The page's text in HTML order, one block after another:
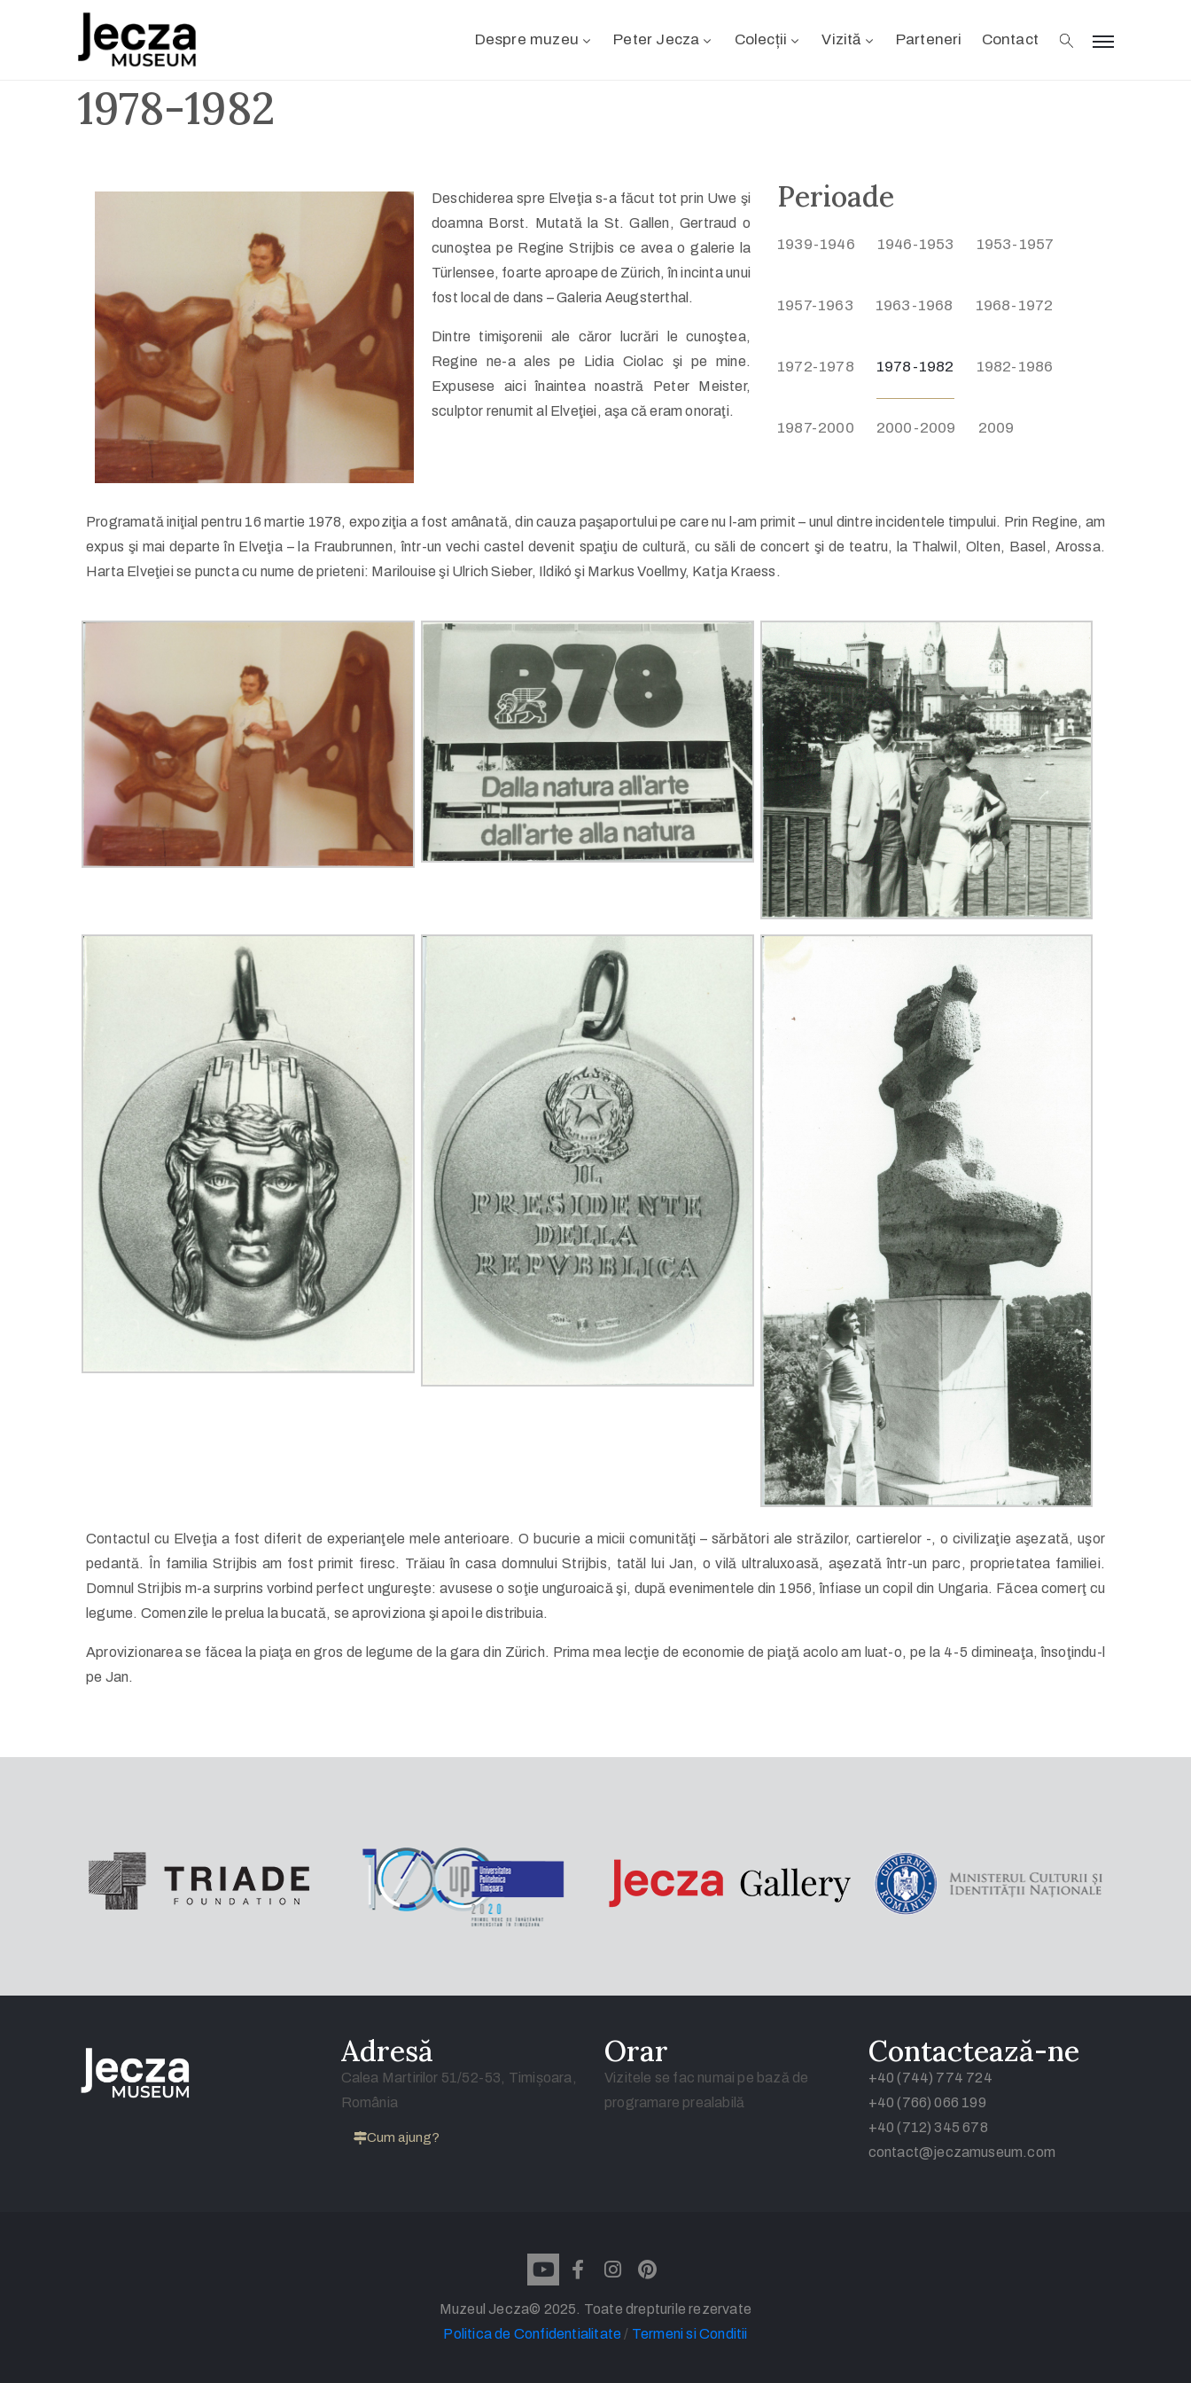
Despre muzeu Peter Jecza Colecții Vizită Parteneri Contact
1978-1982
Deschiderea spre Elveţia s-a făcut tot prin Uwe şi
doamna Borst. Mutată la St. Gallen, Gertraud o
cunoştea pe Regine Strijbis ce avea o galerie la
Türlensee, foarte aproape de Zürich, în incinta unui
fost local de dans – Galeria Aeugsterthal.
Dintre timişorenii ale căror lucrări le cunoştea,
Regine ne-a ales pe Lidia Ciolac şi pe mine.
Expusese aici înaintea noastră Peter Meister,
sculptor renumit al Elveţiei, aşa că eram onoraţi.
Perioade
1939-1946 1946-1953 1953-1957
1957-1963​ 1963-1968​ 1968-1972​
1972-1978​ 1978-1982 1982-1986​
1987-2000 2000-2009 2009​
Programată iniţial pentru 16 martie 1978, expoziţia a fost amânată, din cauza paşaportului pe care nu l-am primit – unul dintre incidentele timpului. Prin Regine, am
expus şi mai departe în Elveţia – la Fraubrunnen, într-un vechi castel devenit spaţiu de cultură, cu săli de concert şi de teatru, la Thalwil, Olten, Basel, Arossa.
Harta Elveţiei se puncta cu nume de prieteni: Marilouise şi Ulrich Sieber, Ildikó şi Markus Voellmy, Katja Kraess.
Contactul cu Elveţia a fost diferit de experianţele mele anterioare. O bucurie a micii comunităţi – sărbători ale străzilor, cartierelor -, o civilizaţie aşezată, uşor
pedantă. În familia Strijbis am fost primit firesc. Trăiau în casa domnului Strijbis, tatăl lui Jan, o vilă ultraluxoasă, aşezată într-un parc, proprietatea familiei.
Domnul Strijbis m-a surprins vorbind perfect ungureşte: avusese o soţie unguroaică şi, după evenimentele din 1956, înfiase un copil din Ungaria. Făcea comerţ cu
legume. Comenzile le prelua la bucată, se aproviziona şi apoi le distribuia.
Aprovizionarea se făcea la piaţa en gros de legume de la gara din Zürich. Prima mea lecţie de economie de piaţă acolo am luat-o, pe la 4-5 dimineaţa, însoţindu-l
pe Jan.
Adresă
Calea Martirilor 51/52-53, Timișoara,
România
Cum ajung?
Orar
Vizitele se fac numai pe bază de
programare prealabilă
Contactează-ne
+40 (744) 774 724
+40 (766) 066 199
+40 (712) 345 678
contact@jeczamuseum.com
Muzeul Jecza© 2025. Toate drepturile rezervate
Politica de Confidentialitate / Termeni si Conditii